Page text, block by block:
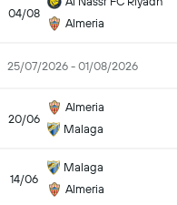
04/08
Almeria
25/07/2026 - 01/08/2026
20/06
Almeria
Malaga
14/06
Malaga
Almeria